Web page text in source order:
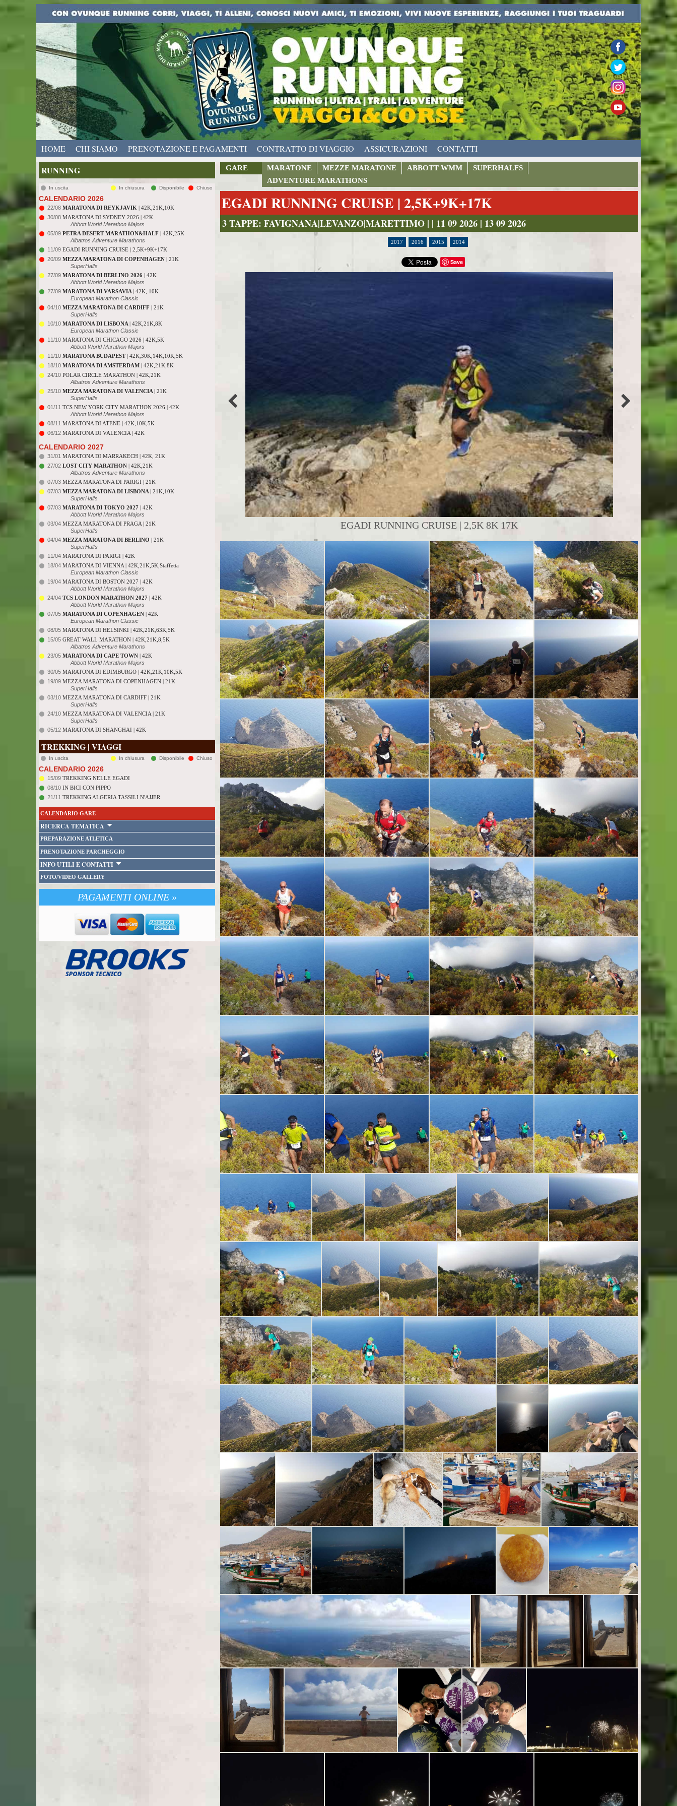
HOME CHI SIAMO PRENOTAZIONE E PAGAMENTI CONTRATTO DI VIAGGIO ASSICURAZIONI CONTATTI
RUNNING
In uscita In chiusura Disponibile Chiuso
CALENDARIO 2026
22/08 MARATONA DI REYKJAVIK | 42K,21K,10K
30/08 MARATONA DI SYDNEY 2026 | 42K
Abbott World Marathon Majors
05/09 PETRA DESERT MARATHON&HALF | 42K,25K
Albatros Adventure Marathons
11/09 EGADI RUNNING CRUISE | 2,5K+9K+17K
20/09 MEZZA MARATONA DI COPENHAGEN | 21K
SuperHalfs
27/09 MARATONA DI BERLINO 2026 | 42K
Abbott World Marathon Majors
27/09 MARATONA DI VARSAVIA | 42K, 10K
European Marathon Classic
04/10 MEZZA MARATONA DI CARDIFF | 21K
SuperHalfs
10/10 MARATONA DI LISBONA | 42K,21K,8K
European Marathon Classic
11/10 MARATONA DI CHICAGO 2026 | 42K,5K
Abbott World Marathon Majors
11/10 MARATONA BUDAPEST| 42K,30K,14K,10K,5K
18/10 MARATONA DI AMSTERDAM | 42K,21K,8K
24/10 POLAR CIRCLE MARATHON | 42K,21K
Albatros Adventure Marathons
25/10 MEZZA MARATONA DI VALENCIA | 21K
SuperHalfs
01/11 TCS NEW YORK CITY MARATHON 2026 | 42K
Abbott World Marathon Majors
08/11 MARATONA DI ATENE | 42K,10K,5K
06/12 MARATONA DI VALENCIA | 42K
CALENDARIO 2027
31/01 MARATONA DI MARRAKECH | 42K, 21K
27/02 LOST CITY MARATHON | 42K,21K
Albatros Adventure Marathons
07/03 MEZZA MARATONA DI PARIGI | 21K
07/03 MEZZA MARATONA DI LISBONA | 21K,10K
SuperHalfs
07/03 MARATONA DI TOKYO 2027 | 42K
Abbott World Marathon Majors
03/04 MEZZA MARATONA DI PRAGA | 21K
SuperHalfs
04/04 MEZZA MARATONA DI BERLINO | 21K
SuperHalfs
11/04 MARATONA DI PARIGI | 42K
18/04 MARATONA DI VIENNA | 42K,21K,5K,Staffetta
European Marathon Classic
19/04 MARATONA DI BOSTON 2027 | 42K
Abbott World Marathon Majors
24/04 TCS LONDON MARATHON 2027 | 42K
Abbott World Marathon Majors
07/05 MARATONA DI COPENHAGEN | 42K
European Marathon Classic
08/05 MARATONA DI HELSINKI | 42K,21K,63K,5K
15/05 GREAT WALL MARATHON | 42K,21K,8,5K
Albatros Adventure Marathons
23/05 MARATONA DI CAPE TOWN | 42K
Abbott World Marathon Majors
30/05 MARATONA DI EDIMBURGO | 42K,21K,10K,5K
19/09 MEZZA MARATONA DI COPENHAGEN | 21K
SuperHalfs
03/10 MEZZA MARATONA DI CARDIFF | 21K
SuperHalfs
24/10 MEZZA MARATONA DI VALENCIA | 21K
SuperHalfs
05/12 MARATONA DI SHANGHAI | 42K
TREKKING | VIAGGI
In uscita In chiusura Disponibile Chiuso
CALENDARIO 2026
15/09 TREKKING NELLE EGADI
08/10 IN BICI CON PIPPO
21/11 TREKKING ALGERIA TASSILI N'AJJER
CALENDARIO GARE
RICERCA TEMATICA
PREPARAZIONE ATLETICA
PRENOTAZIONE PARCHEGGIO
INFO UTILI E CONTATTI
FOTO/VIDEO GALLERY
PAGAMENTI ONLINE »
GARE MARATONE MEZZE MARATONE ABBOTT WMM
SUPERHALFS
ADVENTURE MARATHONS
EGADI RUNNING CRUISE | 2,5K+9K+17K
3 TAPPE: FAVIGNANA|LEVANZO|MARETTIMO | | 11 09 2026 | 13 09 2026
2017 2016 2015 2014
Save
EGADI RUNNING CRUISE | 2,5K 8K 17K